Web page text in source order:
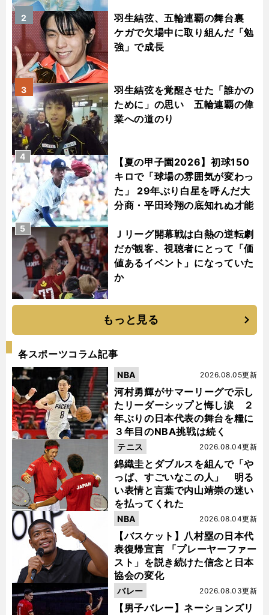
羽生結弦、五輪連覇の舞台裏
ケガで欠場中に取り組んだ「勉
強」で成長
2
羽生結弦を覚醒させた「誰かの
ために」の思い 五輪連覇の偉
業への道のり
3
【夏の甲子園2026】初球150
キロで「球場の雰囲気が変わっ
た」 29年ぶり白星を呼んだ大
分商・平田玲翔の底知れぬ才能
4
Ｊリーグ開幕戦は白熱の逆転劇
だが観客、視聴者にとって「価
値あるイベント」になっていた
か
5
もっと見る
各スポーツコラム記事
河村勇輝がサマーリーグで示し
たリーダーシップと悔し涙 ２
年ぶりの日本代表の舞台を糧に
３年目のNBA挑戦は続く
2026.08.05更新
NBA
錦織圭とダブルスを組んで「や
っぱ、すごいなこの人」 明る
い表情と言葉で内山靖崇の迷い
を払ってくれた
2026.08.04更新
テニス
【バスケット】八村塁の日本代
表復帰宣言 「プレーヤーファー
スト」を説き続けた信念と日本
協会の変化
2026.08.04更新
NBA
【男子バレー】ネーションズリ
2026.08.03更新
バレー